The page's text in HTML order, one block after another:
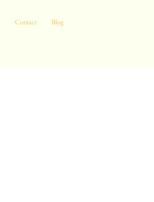
Contact Blog